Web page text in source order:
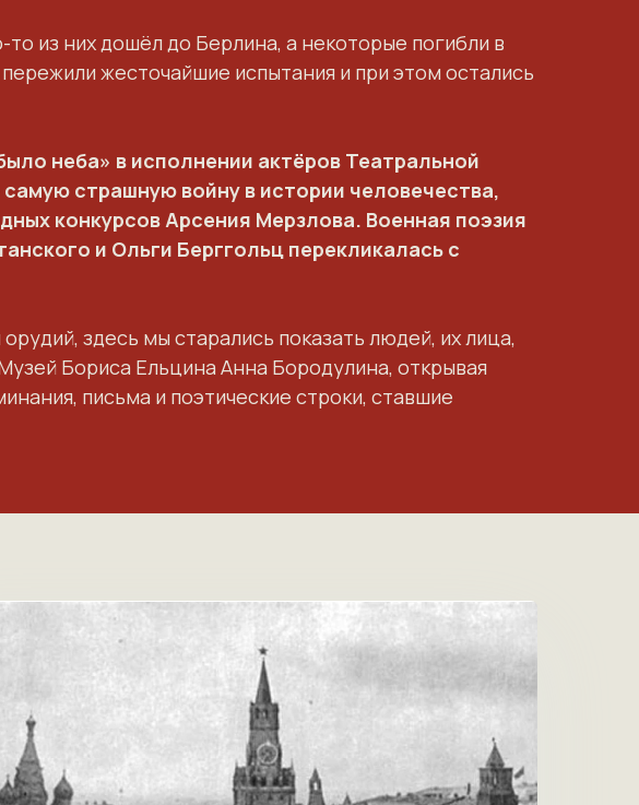
из них дошёл до Берлина, а некоторые погибли в
жесточайшие испытания и при этом остались
неба» в исполнении актёров Театральной
страшную войну в истории человечества,
конкурсов Арсения Мерзлова. Военная поэзия
и Ольги Берггольц перекликалась с
здесь мы старались показать людей, их лица,
Бориса Ельцина Анна Бородулина, открывая
письма и поэтические строки, ставшие